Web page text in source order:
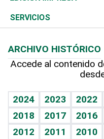
Resto del mundo
Economía personal
Podcast Arte Libre
Hablando con el pediatra
Vida y familia
Eñe
Celebrando la vida
Más deportes
Línea de hit
TBT Deportivo
Columnistas
Más firmas
Cambio climático
Opinión
Hecho en casa
Guía del dinero
SERVICIOS
Cumpleaños
Horóscopos
Juegos
ARCHIVO HISTÓRICO
Accede al contenido
2024 2023 2022
2018
2017 2016
2012
2011 2010